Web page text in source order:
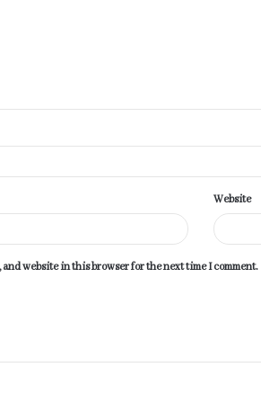
Website
and website in this browser for the next time I comment.